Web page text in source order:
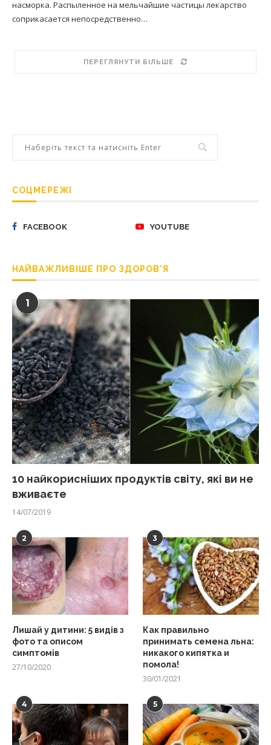
насморка. Распыленное на мельчайшие частицы лекарство
соприкасается непосредственно…
ПЕРЕГЛЯНУТИ БІЛЬШЕ
СОЦМЕРЕЖІ
FACEBOOK YOUTUBE
НАЙВАЖЛИВІШЕ ПРО ЗДОРОВ’Я
1
10 найкорисніших продуктів світу, які ви не
вживаєте
14/07/2019
2
Лишай у дитини: 5 видів з
фото та описом
симптомів
27/10/2020
3
Как правильно
принимать семена льна:
никакого кипятка и
помола!
30/01/2021
4 5